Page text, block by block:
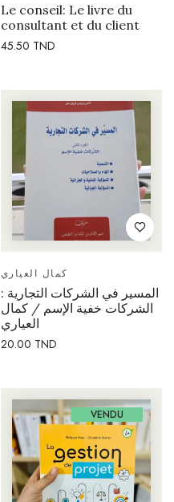
Le conseil: Le livre du
consultant et du client
45.50 TND
كمال العياري
المسير في الشركات التجارية :
الشركات خفية الإسم / كمال
العياري
20.00 TND
VENDU